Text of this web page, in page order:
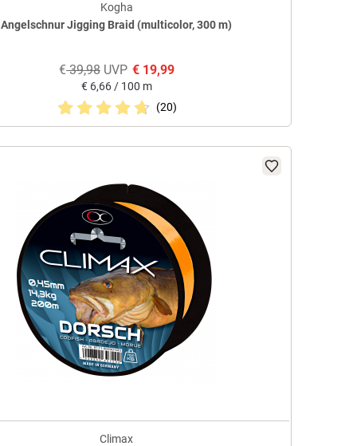
Kogha
Angelschnur Jigging Braid (multicolor, 300 m)
€39,98UVP €19,99
€ 6,66 / 100 m
(20)
Climax